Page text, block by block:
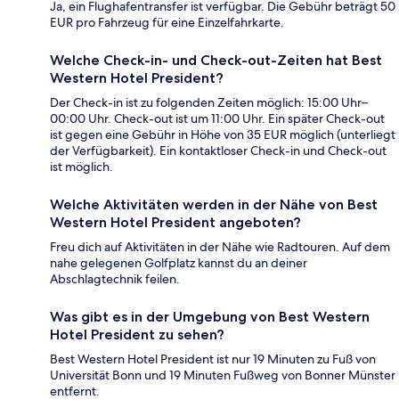
Ja, ein Flughafentransfer ist verfügbar. Die Gebühr beträgt 50
EUR pro Fahrzeug für eine Einzelfahrkarte.
Welche Check-in- und Check-out-Zeiten hat Best
Western Hotel President?
Der Check-in ist zu folgenden Zeiten möglich: 15:00 Uhr–
00:00 Uhr. Check-out ist um 11:00 Uhr. Ein später Check-out
ist gegen eine Gebühr in Höhe von 35 EUR möglich (unterliegt
der Verfügbarkeit). Ein kontaktloser Check-in und Check-out
ist möglich.
Welche Aktivitäten werden in der Nähe von Best
Western Hotel President angeboten?
Freu dich auf Aktivitäten in der Nähe wie Radtouren. Auf dem
nahe gelegenen Golfplatz kannst du an deiner
Abschlagtechnik feilen.
Was gibt es in der Umgebung von Best Western
Hotel President zu sehen?
Best Western Hotel President ist nur 19 Minuten zu Fuß von
Universität Bonn und 19 Minuten Fußweg von Bonner Münster
entfernt.